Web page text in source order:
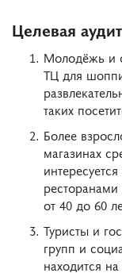
Целевая
Молодёжь и
ТЦ для
таких
Более
магазинах
от 40 до 60
Туристы и
групп и
находится